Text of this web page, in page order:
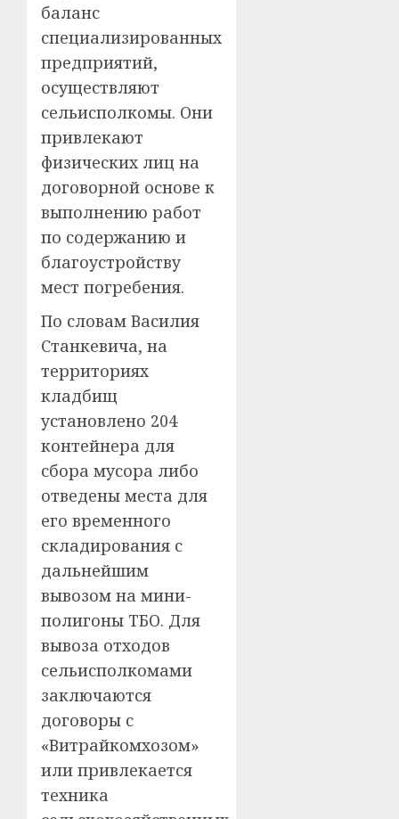
баланс
специализированных
предприятий,
осуществляют
сельисполкомы. Они
привлекают
физических лиц на
договорной основе к
выполнению работ
по содержанию и
благоустройству
мест погребения.
По словам Василия
Станкевича, на
территориях
кладбищ
установлено 204
контейнера для
сбора мусора либо
отведены места для
его временного
складирования с
дальнейшим
вывозом на мини-
полигоны ТБО. Для
вывоза отходов
сельисполкомами
заключаются
договоры с
«Витрайкомхозом»
или привлекается
техника